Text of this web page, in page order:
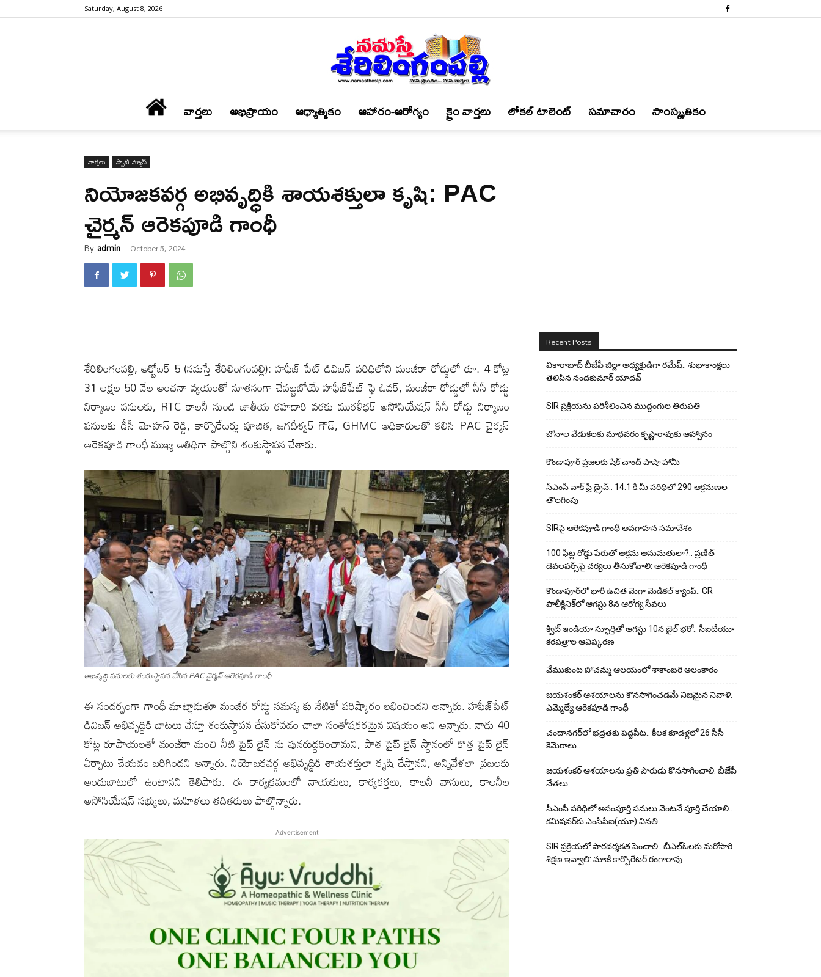
Saturday, August 8, 2026
శేరిలింగంపల్లి
వార్త‌లు అభిప్రాయం ఆధ్యాత్మికం ఆహారం-ఆరోగ్యం క్రైం వార్త‌లు లోకల్ టాలెంట్ స‌మాచారం సాంస్కృతికం
వార్త‌లు స్పాట్ న్యూస్
నియోజకవర్గ అభివృద్ధికి శాయశక్తులా కృషి: PAC
చైర్మన్ ఆరెకపూడి గాంధీ
By admin - October 5, 2024
శేరిలింగంపల్లి, అక్టోబ‌ర్ 5 (న‌మ‌స్తే శేరిలింగంప‌ల్లి): హఫీజ్ పేట్ డివిజన్ పరిధిలోని మంజీరా రోడ్డులో రూ. 4 కోట్ల
31 లక్షల 50 వేల అంచనా వ్యయంతో నూతనంగా చేపట్టబోయే హఫీజ్‌పేట్ ఫ్లై ఓవర్, మంజీరా రోడ్డులో సీసీ రోడ్డు
నిర్మాణం పనులకు, RTC కాలనీ నుండి జాతీయ రహదారి వరకు మురళీధర్ అసోసియేషన్ సీసీ రోడ్డు నిర్మాణం
పనులకు డీసీ మోహన్ రెడ్డి, కార్పొరేట‌ర్లు పూజిత‌, జగదీశ్వర్ గౌడ్, GHMC అధికారులతో కలిసి PAC చైర్మన్
ఆరెకపూడి గాంధీ ముఖ్య అతిథిగా పాల్గొని శంకుస్థాపన చేశారు.
అభివృద్ధి ప‌నుల‌కు శంకుస్థాప‌న చేసిన PAC చైర్మన్ ఆరెకపూడి గాంధీ
ఈ సందర్భంగా గాంధీ మాట్లాడుతూ మంజీర రోడ్డు సమస్య కు నేటితో పరిష్కారం లభించింద‌ని అన్నారు. హఫీజ్‌పేట్
డివిజన్ అభివృద్ధికి బాటలు వేస్తూ శంకుస్థాపన చేసుకోవడం చాలా సంతోషకరమైన విషయం అని అన్నారు. నాడు 40
కోట్ల రూపాయలతో మంజీరా మంచి నీటి పైప్ లైన్ ను పునరుద్ధరించామ‌ని, పాత పైప్ లైన్ స్థానంలో కొత్త పైప్ లైన్
ఏర్పాటు చేయడం జరిగింద‌ని అన్నారు. నియోజకవర్గ అభివృద్ధికి శాయశక్తులా కృషి చేస్తానని, అన్నివేళలా ప్రజలకు
అందుబాటులో ఉంటానని తెలిపారు. ఈ కార్యక్రమంలో నాయకులు, కార్యకర్తలు, కాలనీ వాసులు, కాలనీల
అసోసియేషన్ సభ్యులు, మహిళలు తదితరులు పాల్గొన్నారు.
Advertisement
Recent Posts
వికారాబాద్ బీజేపీ జిల్లా అధ్యక్షుడిగా రమేష్‌.. శుభాకాంక్షలు
తెలిపిన నందకుమార్ యాదవ్
SIR ప్రక్రియను పరిశీలించిన ముద్దంగుల తిరుపతి
బోనాల వేడుకలకు మాధవరం కృష్ణారావుకు ఆహ్వానం
కొండాపూర్ ప్రజలకు షేక్ చాంద్ పాషా హామీ
సీఎంసీ వాక్ ఫ్రీ డ్రైవ్.. 14.1 కి.మీ పరిధిలో 290 ఆక్రమణల
తొలగింపు
SIRపై ఆరెకపూడి గాంధీ అవగాహన సమావేశం
100 ఫీట్ల రోడ్డు పేరుతో అక్రమ అనుమతులా?.. ప్రణీత్
డెవలపర్స్‌పై చర్యలు తీసుకోవాలి: ఆరెకపూడి గాంధీ
కొండాపూర్‌లో భారీ ఉచిత మెగా మెడికల్ క్యాంప్.. CR
పాలీక్లినిక్‌లో ఆగస్టు 8న ఆరోగ్య సేవలు
క్విట్ ఇండియా స్ఫూర్తితో ఆగస్టు 10న జైల్ భరో.. సీఐటీయూ
కరపత్రాల ఆవిష్కరణ
వేముకుంట పోచమ్మ ఆలయంలో శాకాంబరి అలంకారం
జయశంకర్ ఆశయాలను కొనసాగించడమే నిజమైన నివాళి:
ఎమ్మెల్యే ఆరెక‌పూడి గాంధీ
చందానగర్‌లో భద్రతకు పెద్దపీట.. కీలక కూడళ్లలో 26 సీసీ
కెమెరాలు..
జయశంకర్ ఆశయాలను ప్రతి పౌరుడు కొనసాగించాలి: బీజేపీ
నేతలు
సీఎంసీ పరిధిలో అసంపూర్తి పనులు వెంటనే పూర్తి చేయాలి..
కమిషనర్‌కు ఎంసీపీఐ(యూ) వినతి
SIR ప్రక్రియలో పారదర్శకత పెంచాలి.. బీఎల్ఓలకు మరోసారి
శిక్షణ ఇవ్వాలి: మాజీ కార్పొరేటర్ రంగారావు